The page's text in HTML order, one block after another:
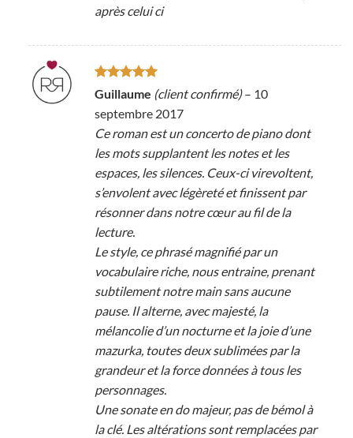
après celui ci
Note5sur
5
Guillaume (client confirmé) – 10
septembre 2017
Ce roman est un concerto de piano dont
les mots supplantent les notes et les
espaces, les silences. Ceux-ci virevoltent,
s’envolent avec légèreté et finissent par
résonner dans notre cœur au fil de la
lecture.
Le style, ce phrasé magnifié par un
vocabulaire riche, nous entraine, prenant
subtilement notre main sans aucune
pause. Il alterne, avec majesté, la
mélancolie d’un nocturne et la joie d’une
mazurka, toutes deux sublimées par la
grandeur et la force données à tous les
personnages.
Une sonate en do majeur, pas de bémol à
la clé. Les altérations sont remplacées par